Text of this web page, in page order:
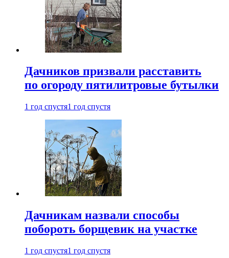
Дачников призвали расставить
по огороду пятилитровые бутылки
1 год спустя1 год спустя
Дачникам назвали способы
побороть борщевик на участке
1 год спустя1 год спустя